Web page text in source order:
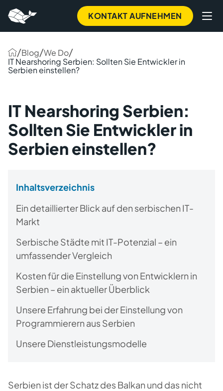
KONTAKT AUFNEHMEN
/Blog/We Do/
IT Nearshoring Serbien: Sollten Sie Entwickler in
Serbien einstellen?
IT Nearshoring Serbien:
Sollten Sie Entwickler in
Serbien einstellen?
Inhaltsverzeichnis
Ein detaillierter Blick auf den serbischen IT-
Markt
Serbische Städte mit IT-Potenzial – ein
umfassender Vergleich
Kosten für die Einstellung von Entwicklern in
Serbien – ein aktueller Überblick
Unsere Erfahrung bei der Einstellung von
Programmierern aus Serbien
Unsere Dienstleistungsmodelle
Serbien ist der Schatz des Balkan und das nicht